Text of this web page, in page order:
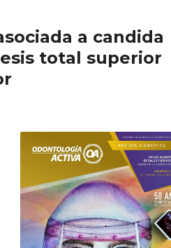
a candida
total superior